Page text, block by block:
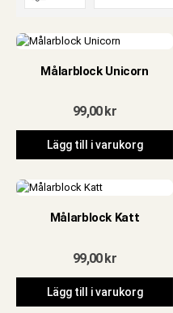
Målarblock Unicorn
99,00kr
Lägg till i varukorg
Målarblock Katt
99,00kr
Lägg till i varukorg